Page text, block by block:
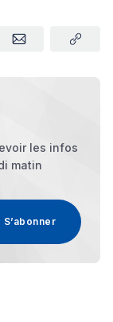
les infos
matin
S’abonner